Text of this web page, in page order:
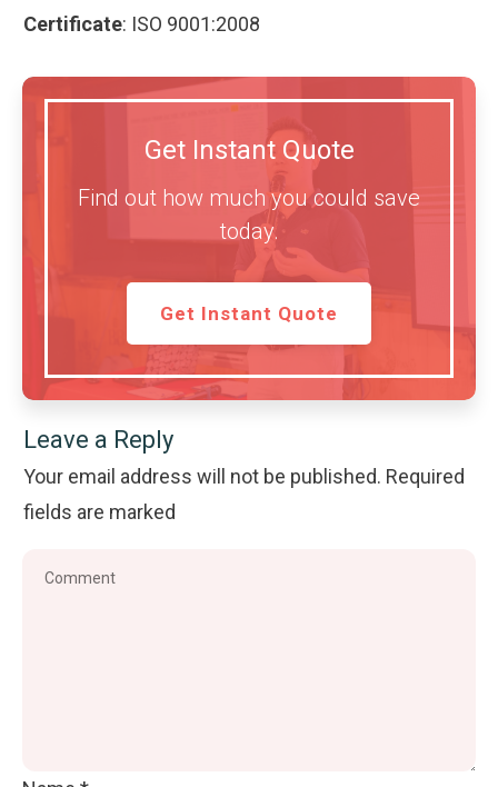
Certificate: ISO 9001:2008
Get Instant Quote
Find out how much you could save
today.
Get Instant Quote
Leave a Reply
Your email address will not be published. Required
fields are marked